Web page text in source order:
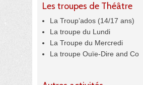
Les troupes de Théâtre
La Troup’ados (14/17 ans)
La troupe du Lundi
La Troupe du Mercredi
La troupe Ouïe-Dire and Co